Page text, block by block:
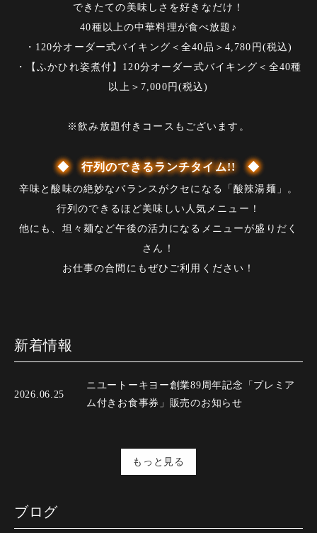
できたての美味しさを好きなだけ！
40種以上の中華料理が食べ放題♪
・120分オーダー式バイキング＜全40品＞4,780円(税込)
・【ふかひれ姿煮付】120分オーダー式バイキング＜全40種
以上＞7,000円(税込)
※飲み放題付きコースもございます。
◆ 行列のできるランチタイム!! ◆
辛味と酸味の絶妙なバランスがクセになる「酸辣湯麺」。
行列のできるほど美味しい人気メニュー！
他にも、坦々麺など午後の活力になるメニューが盛りだく
さん！
お仕事の合間にもぜひご利用ください！
新着情報
2026.06.25
ニユートーキヨー創業89周年記念「プレミア
ム付きお食事券」販売のお知らせ
もっと見る
ブログ